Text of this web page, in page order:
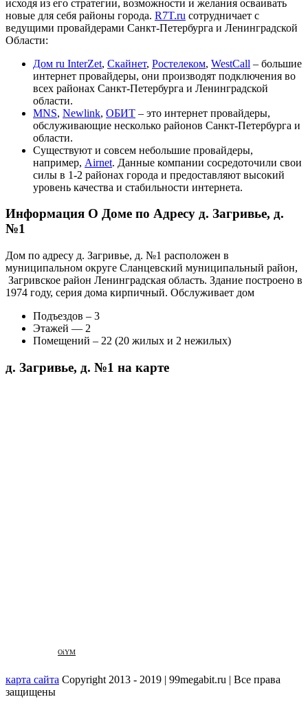
исходя из его стратегии, возможности и желания осваивать
новые для себя районы города. R7T.ru сотрудничает с
ведущими провайдерами Санкт-Петербурга и Ленинградской
Области:
Дом ru InterZet, Скайнет, Ростелеком, WestCall – большие
интернет провайдеры, они производят подключения во
всех районах Санкт-Петербурга и Ленинградской
области.
MNS, Newlink, ОБИТ – это интернет провайдеры,
обслуживающие несколько районов Санкт-Петербурга и
области.
Существуют и совсем небольшие провайдеры,
например, Airnet. Данные компании сосредоточили свои
силы в 1-2 районах города и предоставляют высокий
уровень качества и стабильности интернета.
Информация О Доме по Адресу д. Загривье, д.
№1
Дом по адресу д. Загривье, д. №1 расположен в
муниципальном округе Сланцевский муниципальный район,
Загривское район Ленинградская область. Здание построено в
1974 году, серия дома кирпичный. Обслуживает дом
Подъездов – 3
Этажей — 2
Помещений – 22 (20 жилых и 2 нежилых)
д. Загривье, д. №1 на карте
OiYM
карта сайта Copyright 2013 - 2019 | 99megabit.ru | Все права
защищены